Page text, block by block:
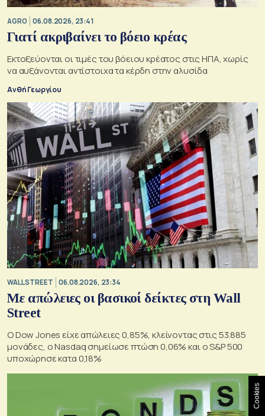
AGRO 06.08.2026, 23:41
Γιατί ακριβαίνει το βόειο κρέας
Εκτοξεύονται οι τιμές του βόειου κρέατος στις ΗΠΑ, χωρίς
να αυξάνονται αντίστοιχα τα κέρδη στην αλυσίδα
Ανθή Γεωργίου
WALL STREET 06.08.2026, 23:34
Με απώλειες οι βασικοί δείκτες στη Wall
Street
Ο Dow Jones είχε απώλειες 0,85%, κλείνοντας στις 53.885
μονάδες, ο Nasdaq σημείωσε πτώση 0,06% και ο S&P 500
υποχώρησε κατα 0,18%
Cookies